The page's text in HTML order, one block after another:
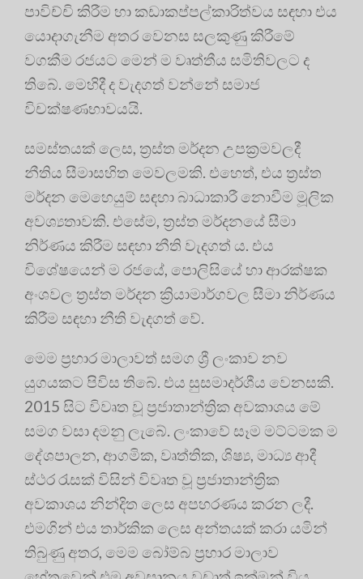
පාවිච්චි කිරීම හා කඩාකප්පල්කාරිත්වය සඳහා එය
යොදාගැනීම අතර වෙනස සලකුණු කිරීමේ
වගකීම රජයට මෙන් ම වෘත්තීය සමිතිවලට ද
තිබේ. මෙහිදී ද වැදගත් වන්නේ සමාජ
විචක්ෂණභාවයයි.
සමස්තයක් ලෙස, ත්‍රස්ත මර්දන උපක්‍රමවලදී
නීතිය සීමාසහිත මෙවලමකි. එහෙත්, එය ත්‍රස්ත
මර්දන මෙහෙයුම් සඳහා බාධාකාරී නොවීම මූලික
අවශ්‍යතාවකි. එසේම, ත්‍රස්ත මර්දනයේ සීමා
නිර්ණය කිරීම සඳහා නීති වැදගත් ය. එය
විශේෂයෙන් ම රජයේ, පොලිසියේ හා ආරක්ෂක
අංශවල ත්‍රස්ත මර්දන ක්‍රියාමාර්ගවල සීමා නිර්ණය
කිරීම සඳහා නීති වැදගත් වේ.
මෙම ප්‍රහාර මාලාවත් සමග ශ්‍රී ලංකාව නව
යුගයකට පිවිස තිබේ. එය සුසමාදර්ශීය වෙනසකි.
2015 සිට විවෘත වූ ප්‍රජාතාන්ත්‍රික අවකාශය මේ
සමග වසා දමනු ලැබේ. ලංකාවේ සෑම මට්ටමක ම
දේශපාලන, ආගමික, වෘත්තික, ශිෂ්‍ය, මාධ්‍ය ආදී
ස්ථර රැසක් විසින් විවෘත වූ ප්‍රජාතාන්ත්‍රික
අවකාශය නින්දිත ලෙස අපහරණය කරන ලදී.
එමගින් එය තාර්කික ලෙස අන්තයක් කරා යමින්
තිබුණු අතර, මෙම බෝම්බ ප්‍රහාර මාලාව